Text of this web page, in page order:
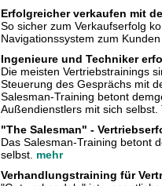
Erfolgreicher verkaufen mit
So sicher zum Verkaufserfolg
Navigationssystem zum
Ingenieure und Techniker
Die meisten Vertriebstrainings
Steuerung des Gesprächs mit
Salesman-Training betont
Außendienstlers mit sich
"The Salesman" -
Das Salesman-Training betont
selbst. mehr
Verhandlungstraining für